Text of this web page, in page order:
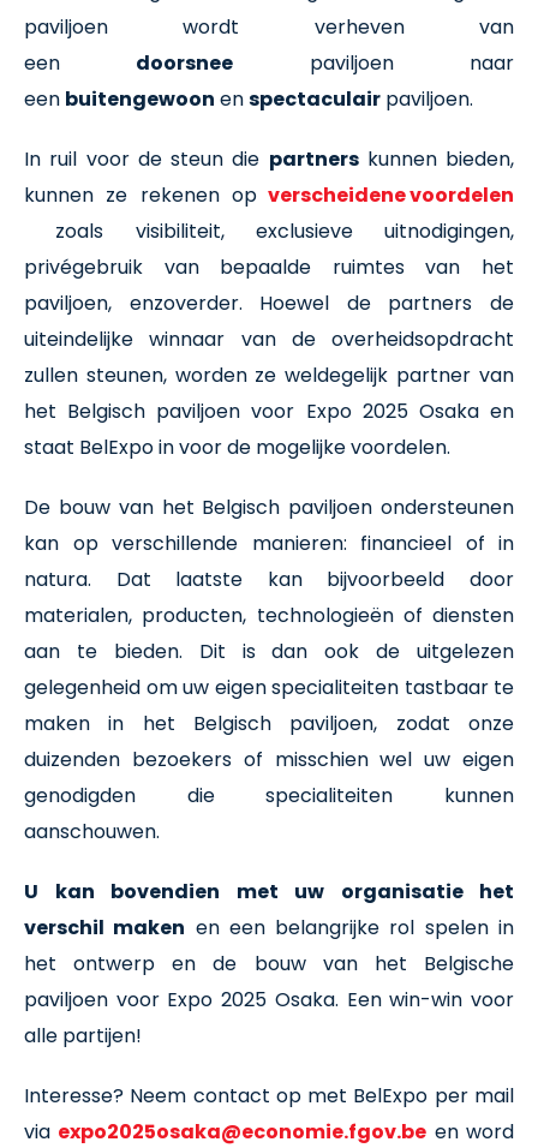
paviljoen wordt verheven van
een doorsnee paviljoen naar
een buitengewoon enspectaculair paviljoen.
In ruil voor de steun die partnerskunnen bieden,
kunnen ze rekenen op verscheidene voordelen
zoals visibiliteit, exclusieve uitnodigingen,
privégebruik van bepaalde ruimtes van het
paviljoen, enzoverder. Hoewel de partners de
uiteindelijke winnaar van de overheidsopdracht
zullen steunen, worden ze weldegelijk partner van
het Belgisch paviljoen voor Expo 2025 Osaka en
staat BelExpo in voor de mogelijke voordelen.
De bouw van het Belgisch paviljoen ondersteunen
kan op verschillende manieren: financieel of in
natura. Dat laatste kan bijvoorbeeld door
materialen, producten, technologieën of diensten
aan te bieden. Dit is dan ook de uitgelezen
gelegenheid om uw eigen specialiteiten tastbaar te
maken in het Belgisch paviljoen, zodat onze
duizenden bezoekers of misschien wel uw eigen
genodigden die specialiteiten kunnen
aanschouwen.
U kan bovendien met uw organisatie het
verschil maken en een belangrijke rol spelen in
het ontwerp en de bouw van het Belgische
paviljoen voor Expo 2025 Osaka. Een win-win voor
alle partijen!
Interesse? Neem contact op met BelExpo per mail
via expo2025osaka@economie.fgov.be en word